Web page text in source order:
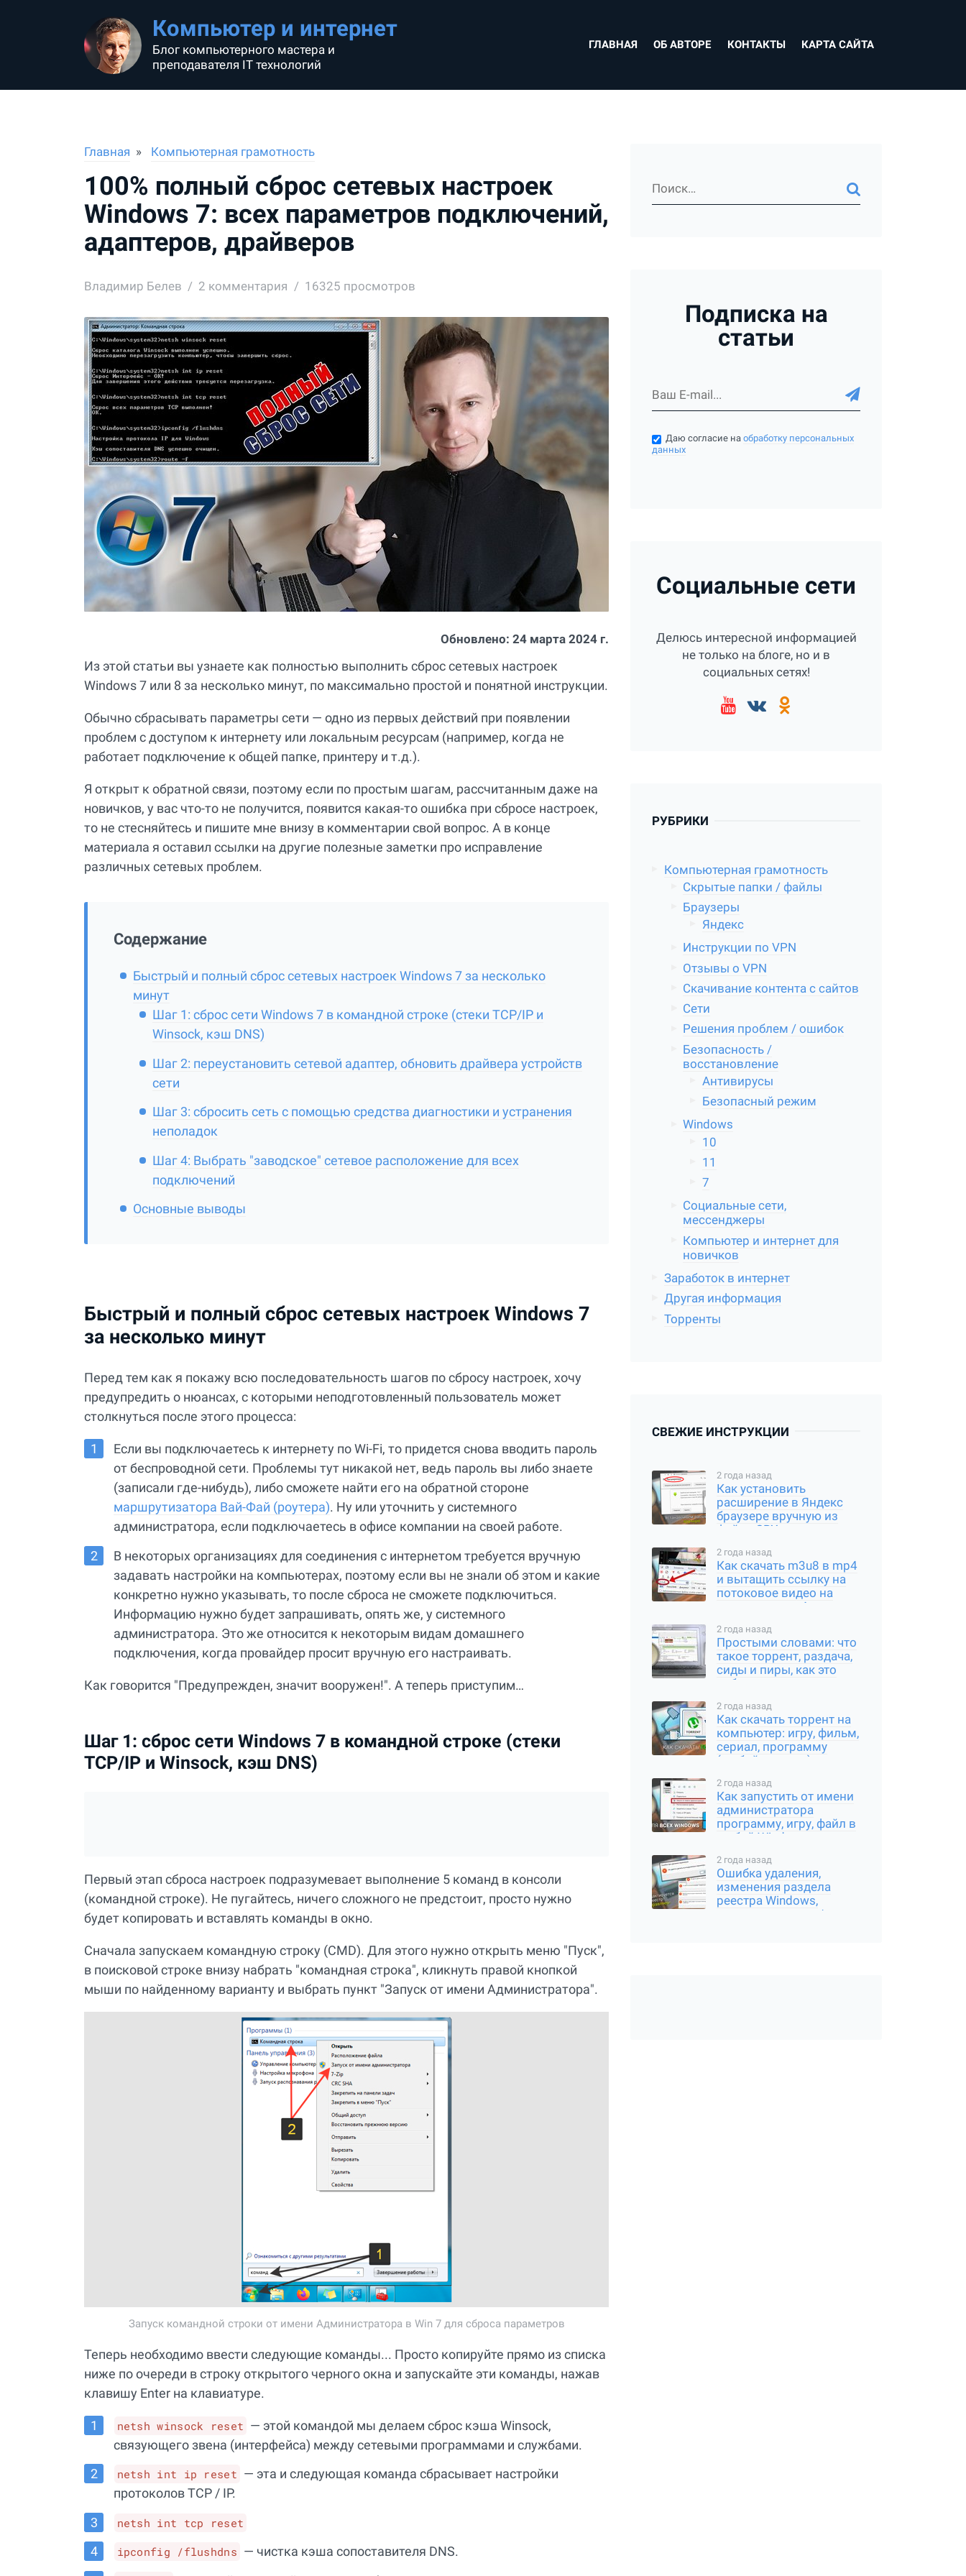
Компьютер и интернет
Блог компьютерного мастера и
преподавателя IT технологий
ГЛАВНАЯ ОБ АВТОРЕ КОНТАКТЫ КАРТА САЙТА
Главная Компьютерная грамотность
100% полный сброс сетевых настроек
Windows 7: всех параметров подключений,
адаптеров, драйверов
Владимир Белев 2 комментария 16325 просмотров
Обновлено: 24 марта 2024 г.
Из этой статьи вы узнаете как полностью выполнить сброс сетевых настроек
Windows 7 или 8 за несколько минут, по максимально простой и понятной инструкции.
Обычно сбрасывать параметры сети — одно из первых действий при появлении
проблем с доступом к интернету или локальным ресурсам (например, когда не
работает подключение к общей папке, принтеру и т.д.).
Я открыт к обратной связи, поэтому если по простым шагам, рассчитанным даже на
новичков, у вас что-то не получится, появится какая-то ошибка при сбросе настроек,
то не стесняйтесь и пишите мне внизу в комментарии свой вопрос. А в конце
материала я оставил ссылки на другие полезные заметки про исправление
различных сетевых проблем.
Содержание
Быстрый и полный сброс сетевых настроек Windows 7 за несколько
минут
Шаг 1: сброс сети Windows 7 в командной строке (стеки TCP/IP и
Winsock, кэш DNS)
Шаг 2: переустановить сетевой адаптер, обновить драйвера устройств
сети
Шаг 3: сбросить сеть с помощью средства диагностики и устранения
неполадок
Шаг 4: Выбрать "заводское" сетевое расположение для всех
подключений
Основные выводы
Быстрый и полный сброс сетевых настроек Windows 7
за несколько минут
Перед тем как я покажу всю последовательность шагов по сбросу настроек, хочу
предупредить о нюансах, с которыми неподготовленный пользователь может
столкнуться после этого процесса:
Если вы подключаетесь к интернету по Wi-Fi, то придется снова вводить пароль
от беспроводной сети. Проблемы тут никакой нет, ведь пароль вы либо знаете
(записали где-нибудь), либо сможете найти его на обратной стороне
маршрутизатора Вай-Фай (роутера). Ну или уточнить у системного
администратора, если подключаетесь в офисе компании на своей работе.
В некоторых организациях для соединения с интернетом требуется вручную
задавать настройки на компьютерах, поэтому если вы не знали об этом и какие
конкретно нужно указывать, то после сброса не сможете подключиться.
Информацию нужно будет запрашивать, опять же, у системного
администратора. Это же относится к некоторым видам домашнего
подключения, когда провайдер просит вручную его настраивать.
Как говорится "Предупрежден, значит вооружен!". А теперь приступим…
Шаг 1: сброс сети Windows 7 в командной строке (стеки
TCP/IP и Winsock, кэш DNS)
Первый этап сброса настроек подразумевает выполнение 5 команд в консоли
(командной строке). Не пугайтесь, ничего сложного не предстоит, просто нужно
будет копировать и вставлять команды в окно.
Сначала запускаем командную строку (CMD). Для этого нужно открыть меню "Пуск",
в поисковой строке внизу набрать "командная строка", кликнуть правой кнопкой
мыши по найденному варианту и выбрать пункт "Запуск от имени Администратора".
Запуск командной строки от имени Администратора в Win 7 для сброса параметров
Теперь необходимо ввести следующие команды... Просто копируйте прямо из списка
ниже по очереди в строку открытого черного окна и запускайте эти команды, нажав
клавишу Enter на клавиатуре.
netsh winsock reset — этой командой мы делаем сброс кэша Winsock,
связующего звена (интерфейса) между сетевыми программами и службами.
netsh int ip reset — эта и следующая команда сбрасывает настройки
протоколов TCP / IP.
netsh int tcp reset
ipconfig /flushdns — чистка кэша сопоставителя DNS.
Подписка на
статьи
Даю согласие наобработку персональных
данных
Социальные сети
Делюсь интересной информацией
не только на блоге, но и в
социальных сетях!
РУБРИКИ
Компьютерная грамотность
Скрытые папки / файлы
Браузеры
Яндекс
Инструкции по VPN
Отзывы о VPN
Скачивание контента с сайтов
Сети
Решения проблем / ошибок
Безопасность /
восстановление
Антивирусы
Безопасный режим
Windows
10
11
7
Социальные сети,
мессенджеры
Компьютер и интернет для
новичков
Заработок в интернет
Другая информация
Торренты
СВЕЖИЕ ИНСТРУКЦИИ
2 года назад
Как установить
расширение в Яндекс
браузере вручную из
файла CRX или
2 года назад
Как скачать m3u8 в mp4
и вытащить ссылку на
потоковое видео на
компьютере и Андроид
2 года назад
Простыми словами: что
такое торрент, раздача,
сиды и пиры, как это
работает
2 года назад
Как скачать торрент на
компьютер: игру, фильм,
сериал, программу
(любой контент)
2 года назад
Как запустить от имени
администратора
программу, игру, файл в
любой Windows
2 года назад
Ошибка удаления,
изменения раздела
реестра Windows,
переименования /